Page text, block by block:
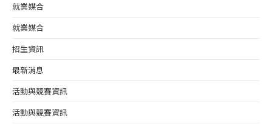
就業媒合
就業媒合
招生資訊
最新消息
活動與競賽資訊
活動與競賽資訊